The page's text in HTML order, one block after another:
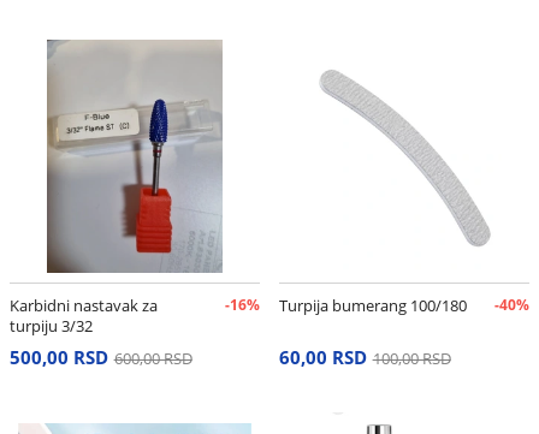
Karbidni nastavak za
turpiju 3/32
-16%
500,00 RSD 600,00 RSD
Turpija bumerang 100/180 -40%
60,00 RSD 100,00 RSD